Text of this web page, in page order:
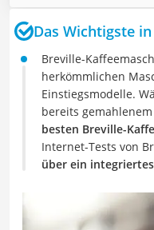
Das Wichtigste
Breville-
herkömmlichen
Einstiegsmodelle.
bereits
besten Breville-
Internet-Tests von
über ein